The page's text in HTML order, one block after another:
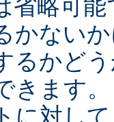
省略可
かない
るかど
きます
に対し